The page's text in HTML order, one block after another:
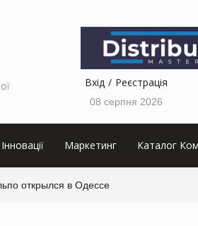
Вхід Реєстрація
08 серпня 2026
Інновації Маркетинг Каталог
открылся в Одессе